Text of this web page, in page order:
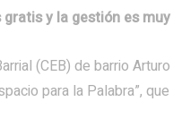
y la gestión es
(CEB) de barrio
para la Palabra”,